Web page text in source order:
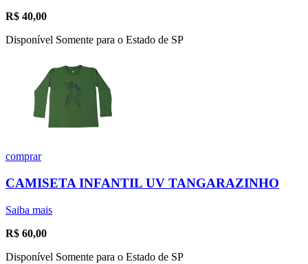
R$ 40,00
Disponível Somente para o Estado de SP
comprar
CAMISETA INFANTIL UV TANGARAZINHO
Saiba mais
R$ 60,00
Disponível Somente para o Estado de SP